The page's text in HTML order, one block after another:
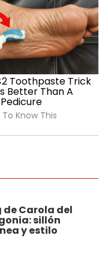
Carola del
sillón
y estilo